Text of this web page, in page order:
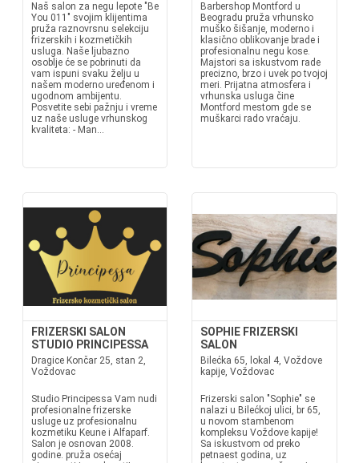
Naš salon za negu lepote "Be
You 011" svojim klijentima
pruža raznovrsnu selekciju
frizerskih i kozmetičkih
usluga. Naše ljubazno
osoblje će se pobrinuti da
vam ispuni svaku želju u
našem moderno uređenom i
ugodnom ambijentu.
Posvetite sebi pažnju i vreme
uz naše usluge vrhunskog
kvaliteta: - Man...
Barbershop Montford u
Beogradu pruža vrhunsko
muško šišanje, moderno i
klasično oblikovanje brade i
profesionalnu negu kose.
Majstori sa iskustvom rade
precizno, brzo i uvek po tvojoj
meri. Prijatna atmosfera i
vrhunska usluga čine
Montford mestom gde se
muškarci rado vraćaju.
FRIZERSKI SALON
STUDIO PRINCIPESSA
Dragice Končar 25, stan 2,
Voždovac
Studio Principessa Vam nudi
profesionalne frizerske
usluge uz profesionalnu
kozmetiku Keune i Alfaparf.
Salon je osnovan 2008.
godine. pruža osećaj
SOPHIE FRIZERSKI
SALON
Bilećka 65, lokal 4, Voždove
kapije, Voždovac
Frizerski salon "Sophie" se
nalazi u Bilećkoj ulici, br 65,
u novom stambenom
kompleksu Voždove kapije!
Sa iskustvom od preko
petnaest godina, uz